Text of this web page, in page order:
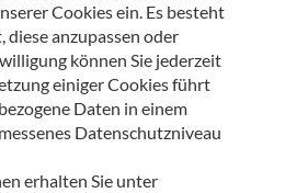
Beitrag lesen
Cookies ein. Es besteht
anzupassen oder
können Sie jederzeit
einiger Cookies führt
Daten in einem
Datenschutzniveau
erhalten Sie unter